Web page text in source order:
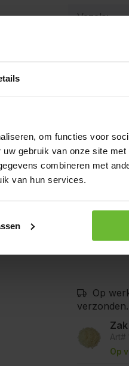
om functies voor
gebruik van onze site
combineren met
van hun services.
Vezels:
De
bedrijven
mosterd,
goede
Op
verzonden.
Zak
Art#
Op